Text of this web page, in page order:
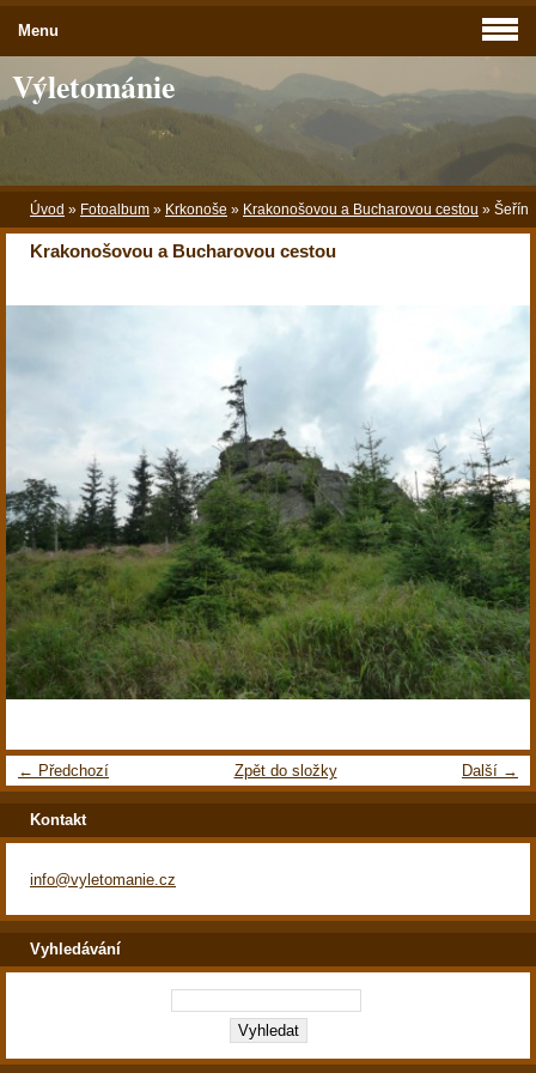
Výletománie
Úvod » Fotoalbum » Krkonoše » Krakonošovou a Bucharovou cestou » Šeřín
Krakonošovou a Bucharovou cestou
← Předchozí Další →
Zpět do složky
Menu
Kontakt
info@vyletomanie.cz
Vyhledávání